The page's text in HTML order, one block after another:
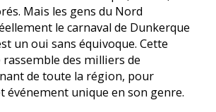
Mais les gens du Nord
le carnaval de Dunkerque
un oui sans équivoque. Cette
des milliers de
de toute la région, pour
événement unique en son genre.